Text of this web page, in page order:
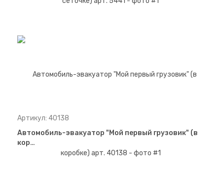
Артикул: 40138
Автомобиль-эвакуатор "Мой первый грузовик" (в
кор…